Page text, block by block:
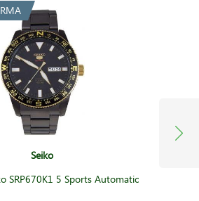
Seiko
SRP670K1 5 Sports Automatic